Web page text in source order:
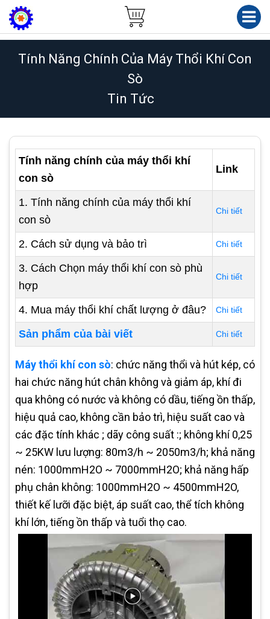
Tính Năng Chính Của Máy Thổi Khí Con
Sò
Tin Tức
Tính năng chính của máy thổi khí
con sò
Link
1. Tính năng chính của máy thổi khí
con sò
Chi tiết
2. Cách sử dụng và bảo trì Chi tiết
3. Cách Chọn máy thổi khí con sò phù
hợp
Chi tiết
4. Mua máy thổi khí chất lượng ở đâu? Chi tiết
Sản phẩm của bài viết Chi tiết
Máy thổi khí con sò: chức năng thổi và hút kép, có
hai chức năng hút chân không và giảm áp, khí đi
qua không có nước và không có dầu, tiếng ồn thấp,
hiệu quả cao, không cần bảo trì, hiệu suất cao và
các đặc tính khác ; dãy công suất :; không khí 0,25
~ 25KW lưu lượng: 80m3/h ~ 2050m3/h; khả năng
nén: 1000mmH2O ~ 7000mmH2O; khả năng hấp
phụ chân không: 1000mmH2O ~ 4500mmH2O,
thiết kế lưỡi đặc biệt, áp suất cao, thể tích không
khí lớn, tiếng ồn thấp và tuổi thọ cao.